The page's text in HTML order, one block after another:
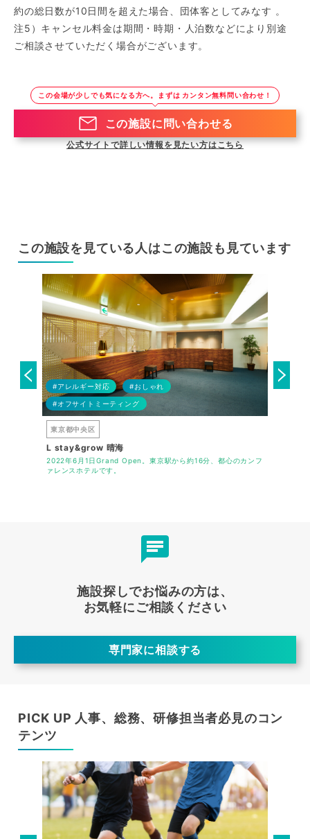
約の総日数が10日間を超えた場合、団体客としてみなす 。
注5）キャンセル料金は期間・時期・人泊数などにより別途
ご相談させていただく場合がございます。
この会場が少しでも気になる方へ。まずは カンタン無料問い合わせ！
この施設に問い合わせる
公式サイトで詳しい情報を見たい方はこちら
この施設を見ている人はこの施設も見ています
#アレルギー対応 #おしゃれ
#オフサイトミーティング
東京都中央区
L stay&grow 晴海
2022年6月1日Grand Open。東京駅から約16分、都心のカンフ
ァレンスホテルです。
施設探しでお悩みの方は、
お気軽にご相談ください
専門家に相談する
PICK UP 人事、総務、研修担当者必見のコン
テンツ